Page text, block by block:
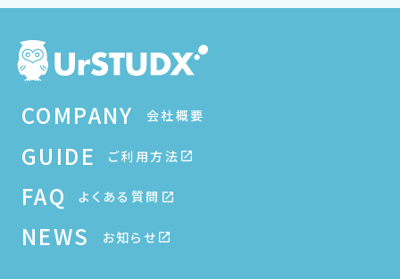
COMPANY 会社概要
GUIDE ご利用方法
FAQ よくある質問
NEWS お知らせ